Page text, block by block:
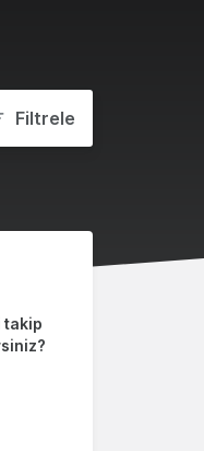
Filtrele
takip